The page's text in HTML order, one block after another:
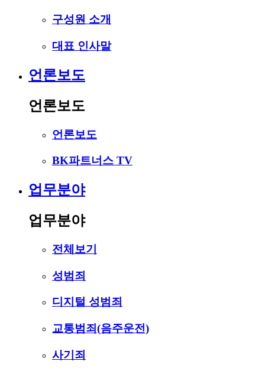
구성원 소개
대표 인사말
언론보도
언론보도
언론보도
BK파트너스 TV
업무분야
업무분야
전체보기
성범죄
디지털 성범죄
교통범죄(음주운전)
사기죄